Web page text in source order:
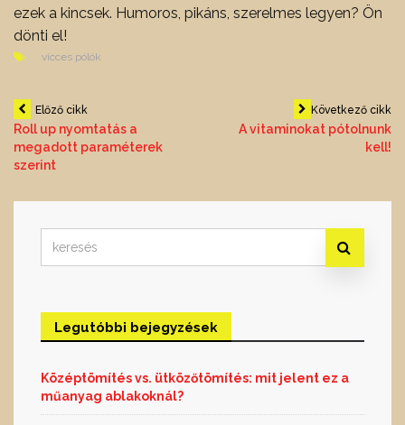
ezek a kincsek. Humoros, pikáns, szerelmes legyen? Ön
dönti el!
vicces pólók
Bejegyzés
navigáció
Előző cikk
Roll up nyomtatás a
megadott paraméterek
szerint
Következő cikk
A vitaminokat pótolnunk
kell!
for:
Legutóbbi bejegyzések
Középtömítés vs. ütközőtömítés: mit jelent ez a
műanyag ablakoknál?